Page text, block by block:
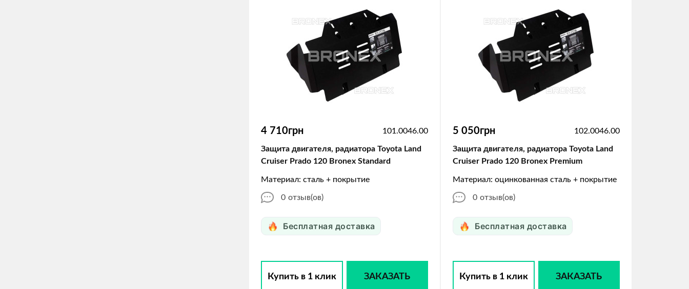
4 710грн 101.0046.00
Защита двигателя, радиатора Toyota Land
Cruiser Prado 120 Bronex Standard
Материал: сталь + покрытие
0 отзыв(ов)
Бесплатная доставка
Купить в 1 клик ЗАКАЗАТЬ
5 050грн 102.0046.00
Защита двигателя, радиатора Toyota Land
Cruiser Prado 120 Bronex Premium
Материал: оцинкованная сталь + покрытие
0 отзыв(ов)
Бесплатная доставка
Купить в 1 клик ЗАКАЗАТЬ